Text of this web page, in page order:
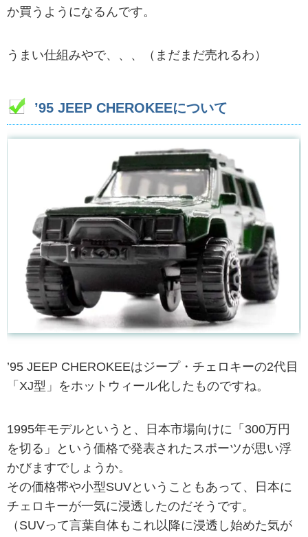
か買うようになるんです。
うまい仕組みやで、、、（まだまだ売れるわ）
’95 JEEP CHEROKEEについて
’95 JEEP CHEROKEEはジープ・チェロキーの2代目
「XJ型」をホットウィール化したものですね。
1995年モデルというと、日本市場向けに「300万円
を切る」という価格で発表されたスポーツが思い浮
かびますでしょうか。
その価格帯や小型SUVということもあって、日本に
チェロキーが一気に浸透したのだそうです。
（SUVって言葉自体もこれ以降に浸透し始めた気が